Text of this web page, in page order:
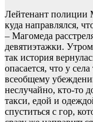
Лейтенант полиции
куда направлялся,
– Магомеда
девятиэтажки.
так история
опасается, что у
всеобщему
неслучайно, кто-то
такси, едой и
спуститься с гор,